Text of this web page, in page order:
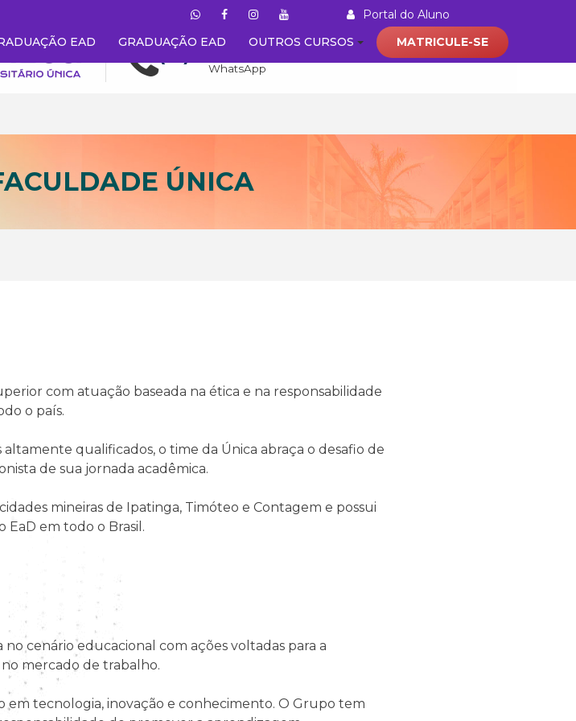
Portal do Aluno
(21) 92000 - 8469
EAD GRADUAÇÃO EAD OUTROS CURSOS MATRICULE-SE
ÚNICA
com atuação baseada na ética e na responsabilidade
o país.
qualificados, o time da Única abraça o desafio de
de sua jornada acadêmica.
mineiras de Ipatinga, Timóteo e Contagem e possui
EaD em todo o Brasil.
cenário educacional com ações voltadas para a
mercado de trabalho.
em tecnologia, inovação e conhecimento. O Grupo tem